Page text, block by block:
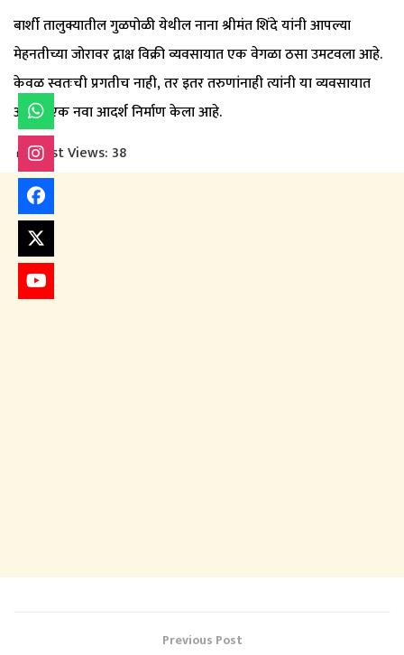
बार्शी तालुक्यातील गुळपोळी येथील नाना श्रीमंत शिंदे यांनी आपल्या
मेहनतीच्या जोरावर द्राक्ष विक्री व्यवसायात एक वेगळा ठसा उमटवला आहे.
केवळ स्वतःची प्रगतीच नाही, तर इतर तरुणांनाही त्यांनी या व्यवसायात
आणून एक नवा आदर्श निर्माण केला आहे.
Post Views:38
Previous Post